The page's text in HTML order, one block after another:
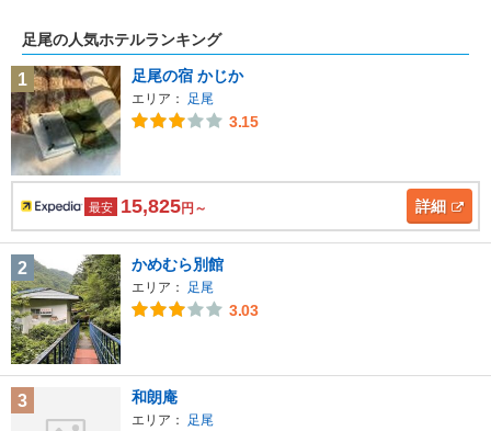
足尾の人気ホテルランキング
1 足尾の宿 かじか
エリア： 足尾
3.15
最安 15,825円～ 詳細
2 かめむら別館
エリア： 足尾
3.03
3 和朗庵
エリア： 足尾